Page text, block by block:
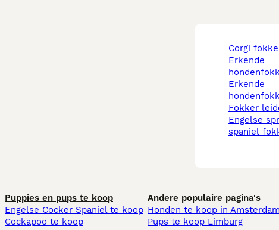
corgi
erkende
erkende
fokker
engelse springer
spaniel
Puppies en pups te koop
Engelse Cocker Spaniel te koop
Cockapoo te koop
Andere populaire pagina's
Honden te koop in Amsterdam
Pups te koop Limburg​